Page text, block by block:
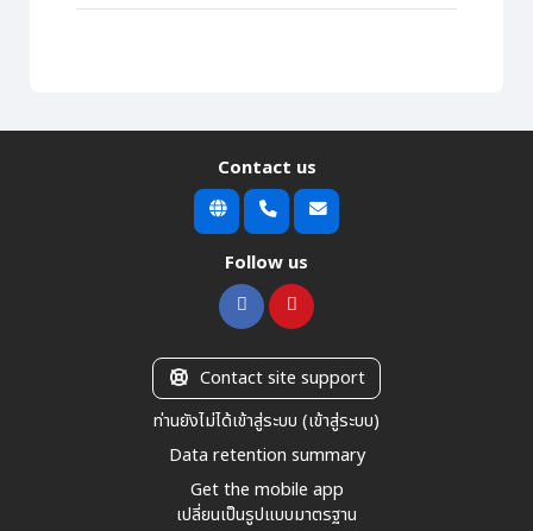
Contact us
Follow us
Contact site support
ท่านยังไม่ได้เข้าสู่ระบบ (เข้าสู่ระบบ)
Data retention summary
Get the mobile app
เปลี่ยนเป็นรูปแบบมาตรฐาน